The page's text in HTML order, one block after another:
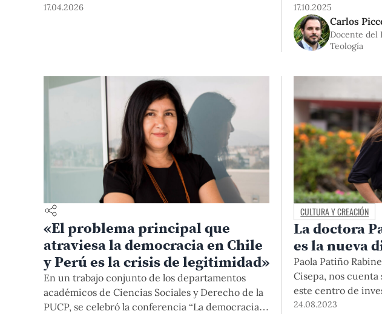
labor incansable por décadas. A propósito de su
17.04.2026
paz”. Pedro
Internacional de
que articula a más
celebró el año
cooperación
17.10.2025
Carlos
Docente del
Teología
«El problema principal que
atraviesa la democracia en Chile
y Perú es la crisis de legitimidad»
En un trabajo conjunto de los departamentos
académicos de Ciencias Sociales y Derecho de la
PUCP, se celebró la conferencia “La democracia
CULTURA Y CREACIÓN
La doctora
es la nueva
Paola Patiño
Cisepa, nos cuenta
este centro de
24.08.2023